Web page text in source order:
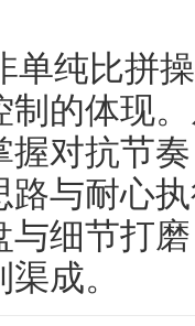
单纯比拼
制的体现
握对抗节
路与耐心
与细节打
成。